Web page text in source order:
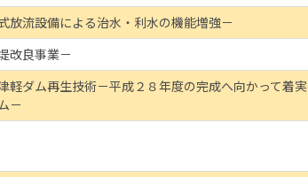
放流設備による治水・利水の機能増強－
改良事業－
軽ダム再生技術－平成２８年度の完成へ向かって着実
－